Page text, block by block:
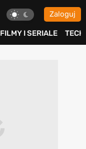
Zaloguj
FILMY I SERIALE TECH